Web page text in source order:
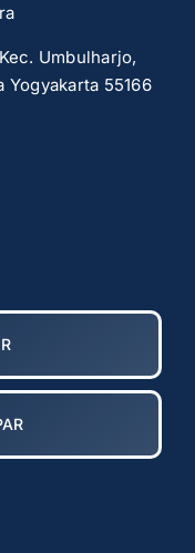
Umbulharjo,
Yogyakarta 55166